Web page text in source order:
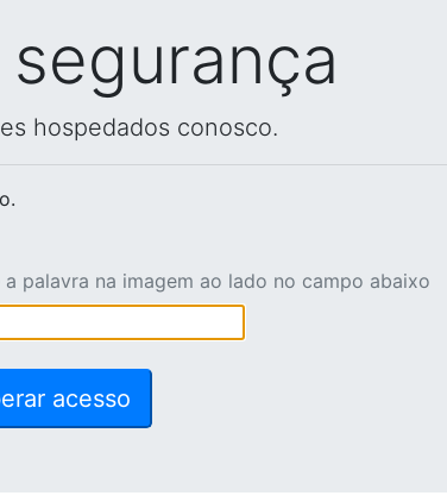
hospedados conosco.
a palavra na imagem ao lado no campo abaixo